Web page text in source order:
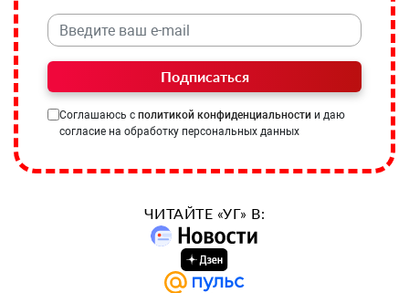
Подписаться
Соглашаюсь с политикой конфиденциальности и даю
согласие на обработку персональных данных
ЧИТАЙТЕ «УГ» В: